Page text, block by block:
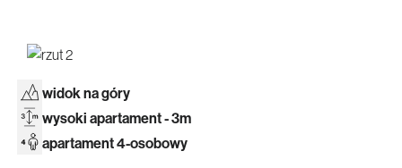
widok na góry
wysoki apartament - 3m
apartament 4-osobowy